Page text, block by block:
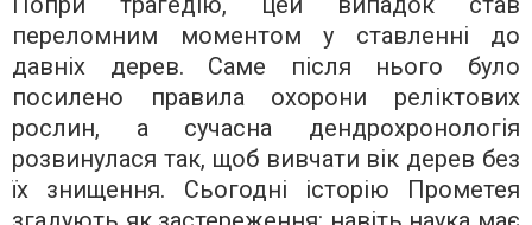
переломним моментом у ставленні до
давніх дерев. Саме після нього було
посилено правила охорони реліктових
рослин, а сучасна дендрохронологія
розвинулася так, щоб вивчати вік дерев без
їх знищення. Сьогодні історію Прометея